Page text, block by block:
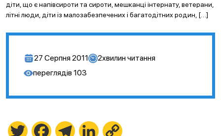
діти, що є напівсироти та сироти, мешканці інтернату, ветерани,
літні люди, діти із малозабезпечених і багатодітних родин, […]
27 Серпня 2011 2хвилин читання
переглядів 103
Twitter FacebookTelegramLinkedIn